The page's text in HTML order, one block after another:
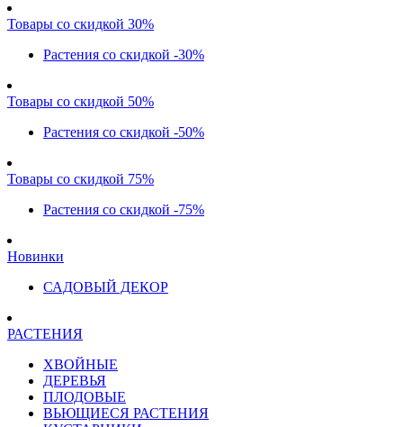
Товары со скидкой 30%
Растения со скидкой -30%
Товары со скидкой 50%
Растения со скидкой -50%
Товары со скидкой 75%
Растения со скидкой -75%
Новинки
САДОВЫЙ ДЕКОР
РАСТЕНИЯ
ХВОЙНЫЕ
ДЕРЕВЬЯ
ПЛОДОВЫЕ
ВЬЮЩИЕСЯ РАСТЕНИЯ